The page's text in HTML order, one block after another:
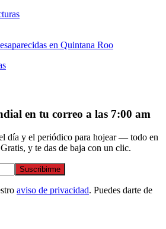
en Quintana Roo
en tu correo a las 7:00 am
día y el periódico para hojear — todo en
y te das de baja con un clic.
Suscribirme
aviso de privacidad. Puedes darte de